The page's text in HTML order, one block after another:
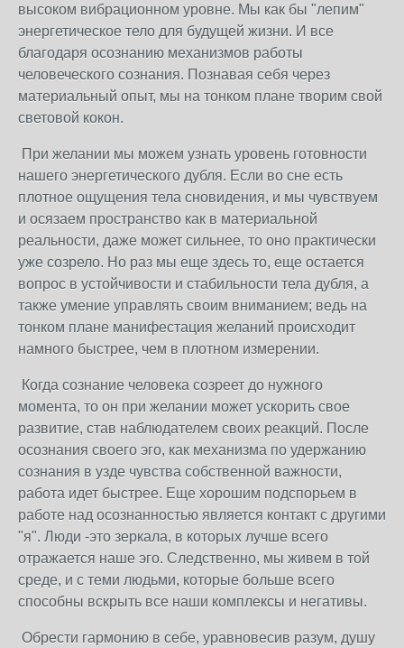
высоком вибрационном уровне. Мы как бы "лепим"
энергетическое тело для будущей жизни. И все
благодаря осознанию механизмов работы
человеческого сознания. Познавая себя через
материальный опыт, мы на тонком плане творим свой
световой кокон.
При желании мы можем узнать уровень готовности
нашего энергетического дубля. Если во сне есть
плотное ощущения тела сновидения, и мы чувствуем
и осязаем пространство как в материальной
реальности, даже может сильнее, то оно практически
уже созрело. Но раз мы еще здесь то, еще остается
вопрос в устойчивости и стабильности тела дубля, а
также умение управлять своим вниманием; ведь на
тонком плане манифестация желаний происходит
намного быстрее, чем в плотном измерении.
Когда сознание человека созреет до нужного
момента, то он при желании может ускорить свое
развитие, став наблюдателем своих реакций. После
осознания своего эго, как механизма по удержанию
сознания в узде чувства собственной важности,
работа идет быстрее. Еще хорошим подспорьем в
работе над осознанностью является контакт с другими
"я". Люди -это зеркала, в которых лучше всего
отражается наше эго. Следственно, мы живем в той
среде, и с теми людьми, которые больше всего
способны вскрыть все наши комплексы и негативы.
Обрести гармонию в себе, уравновесив разум, душу